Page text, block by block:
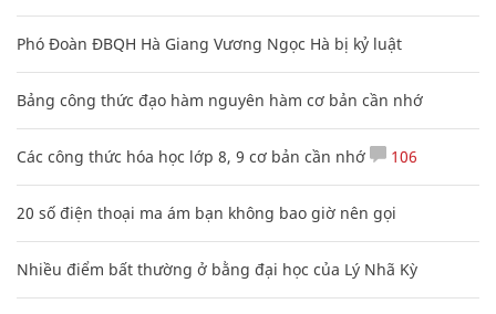
Phó Đoàn ĐBQH Hà Giang Vương Ngọc Hà bị kỷ luật
Bảng công thức đạo hàm nguyên hàm cơ bản cần nhớ
Các công thức hóa học lớp 8, 9 cơ bản cần nhớ 106
20 số điện thoại ma ám bạn không bao giờ nên gọi
Nhiều điểm bất thường ở bằng đại học của Lý Nhã Kỳ